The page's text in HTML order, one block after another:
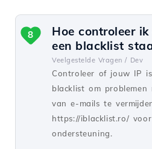
Hoe controleer
een blacklist
Veelgestelde Vragen / Dev
Controleer of jouw IP
blacklist om problemen
van e-mails te
https://iblacklist.ro/
ondersteuning.
8